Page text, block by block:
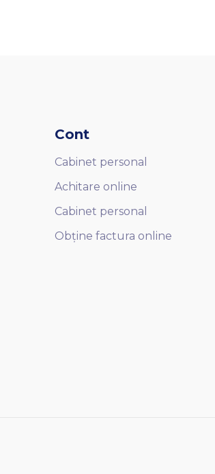
Cont
Cabinet personal
Achitare online
Cabinet personal
Obține factura online